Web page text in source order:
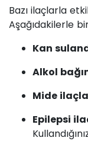
Bazı ilaçlarla
Aşağıdakilerle
Kan
Alkol
Mide
Epilepsi